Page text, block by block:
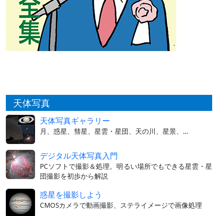
天体写真
天体写真ギャラリー
月、惑星、彗星、星雲・星団、天の川、星景、…
デジタル天体写真入門
PCソフトで撮影＆処理。明るい場所でもできる星雲・星
団撮影を初歩から解説
惑星を撮影しよう
CMOSカメラで動画撮影、ステライメージで画像処理